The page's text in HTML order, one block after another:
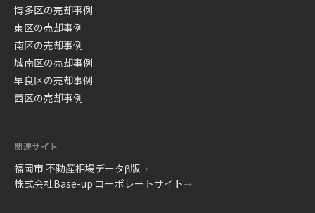
博多区の売却事例
東区の売却事例
南区の売却事例
城南区の売却事例
早良区の売却事例
西区の売却事例
関連サイト
福岡市 不動産相場データβ版→
株式会社Base-up コーポレートサイト→